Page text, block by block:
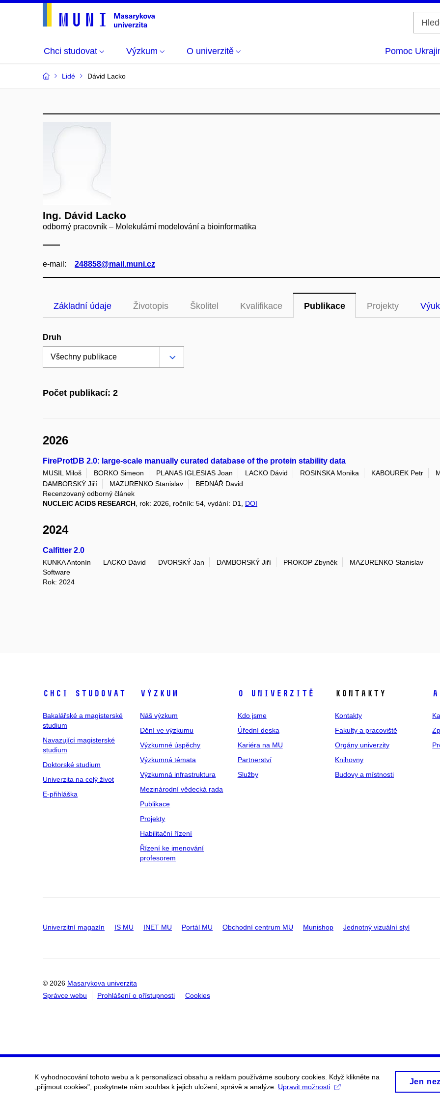
Chci studovat Výzkum O univerzitě Pomoc
Lidé Dávid Lacko
Ing. Dávid Lacko
odborný pracovník – Molekulární modelování a bioinformatika
e‑mail: 248858@mail.muni.cz
Základní údaje Životopis Školitel Kvalifikace Publikace Projekty
Druh
Počet publikací: 2
2026
FireProtDB 2.0: large-scale manually curated database of the protein stability data
MUSIL Miloš BORKO Simeon PLANAS IGLESIAS Joan LACKO Dávid ROSINSKA Monika KABOUREK Petr
DAMBORSKÝ Jiří
MAZURENKO Stanislav
BEDNÁŘ David
Recenzovaný odborný článek
NUCLEIC ACIDS RESEARCH , rok: 2026, ročník: 54, vydání: D1, DOI
2024
Calfitter 2.0
KUNKA Antonín LACKO Dávid DVORSKÝ Jan DAMBORSKÝ Jiří PROKOP Zbyněk
MAZURENKO Stanislav
Software
Rok: 2024
Chci studovat
Bakalářské a magisterské
studium
Navazující magisterské
studium
Doktorské studium
Univerzita na celý život
E-přihláška
Výzkum
Náš výzkum
Dění ve výzkumu
Výzkumné úspěchy
Výzkumná témata
Výzkumná infrastruktura
Mezinárodní vědecká rada
Publikace
Projekty
Habilitační řízení
Řízení ke jmenování
profesorem
O univerzitě
Kdo jsme
Úřední deska
Kariéra na MU
Partnerství
Služby
Kontakty
Kontakty
Fakulty a pracoviště
Orgány univerzity
Knihovny
Budovy a místnosti
Univerzitní magazín IS MU INET MU Portál MU Obchodní centrum MU Munishop Jednotný vizuální styl
© 2026 Masarykova univerzita
Správce webu
Prohlášení o přístupnosti Cookies
K vyhodnocování tohoto webu a k personalizaci obsahu a reklam používáme soubory cookies. Když klikněte na
„přijmout cookies", poskytnete nám souhlas k jejich uložení, správě a analýze. Upravit možnosti
Jen